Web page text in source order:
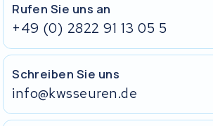
Rufen Sie uns an
+49 (0) 2822 91 13 05 5
Schreiben Sie uns
info@kwsseuren.de